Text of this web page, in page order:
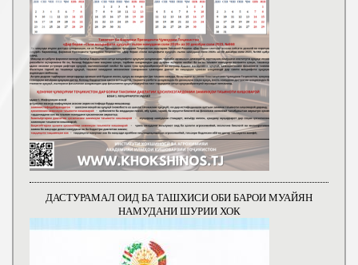
ДАСТУРАМАЛ ОИД БА ТАШХИСИ ОБИ БАРОИ МУАЙЯН
НАМУДАНИ ШУРИИ ХОК